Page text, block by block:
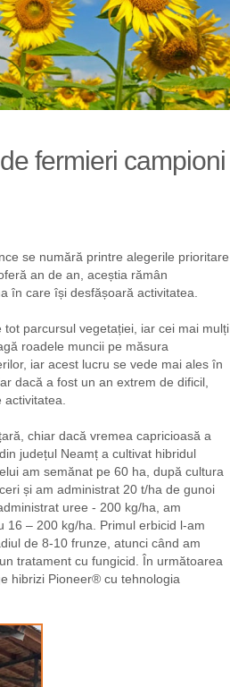
fermieri campioni
se numără printre alegerile prioritare
an de an, aceștia rămân
în care își desfășoară activitatea.
parcursul vegetației, iar cei mai mulți
roadele muncii pe măsura
iar acest lucru se vede mai ales în
dacă a fost un an extrem de dificil,
chiar dacă vremea capricioasă a
județul Neamț a cultivat hibridul
am semănat pe 60 ha, după cultura
și am administrat 20 t/ha de gunoi
uree - 200 kg/ha, am
– 200 kg/ha. Primul erbicid l-am
de 8-10 frunze, atunci când am
tratament cu fungicid. În următoarea
hibrizi Pioneer® cu tehnologia